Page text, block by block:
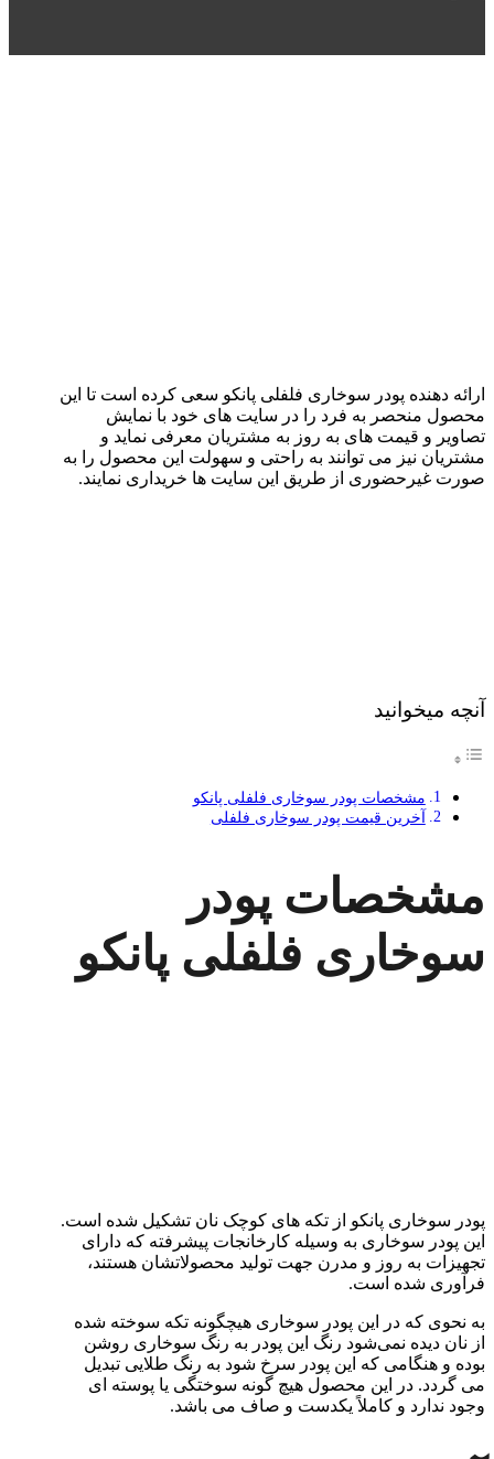
ارائه دهنده پودر سوخاری فلفلی پانکو سعی کرده است تا این
محصول منحصر به فرد را در سایت های خود با نمایش
تصاویر و قیمت های به روز به مشتریان معرفی نماید و
مشتریان نیز می توانند به راحتی و سهولت این محصول را به
صورت غیرحضوری از طریق این سایت ها خریداری نمایند.
آنچه میخوانید
مشخصات پودر سوخاری فلفلی پانکو
آخرین قیمت پودر سوخاری فلفلی
مشخصات پودر
سوخاری فلفلی پانکو
پودر سوخاری پانکو از تکه های کوچک نان تشکیل شده است.
این پودر سوخاری به وسیله کارخانجات پیشرفته که دارای
تجهیزات به روز و مدرن جهت تولید محصولاتشان هستند،
فرآوری شده است.
به نحوی که در این پودر سوخاری هیچگونه تکه سوخته شده
از نان دیده نمی‌شود رنگ این پودر به رنگ سوخاری روشن
بوده و هنگامی که این پودر سرخ شود به رنگ طلایی تبدیل
می گردد. در این محصول هیچ گونه سوختگی یا پوسته ای
وجود ندارد و کاملاً یکدست و صاف می باشد.